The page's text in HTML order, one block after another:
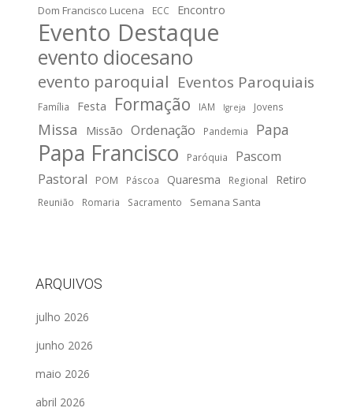
Dom Francisco Lucena
ECC Encontro
Evento Destaque
evento diocesano
evento paroquial Eventos Paroquiais
Família Festa Formação IAM Igreja Jovens
Missa Missão Ordenação Pandemia Papa
Papa Francisco Paróquia
Pascom
Pastoral
POM Páscoa Quaresma Regional Retiro
Reunião Romaria Sacramento Semana Santa
ARQUIVOS
julho 2026
junho 2026
maio 2026
abril 2026